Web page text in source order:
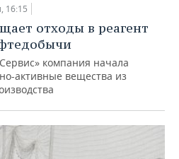
16:15
отходы в реагент
компания начала
активные вещества из